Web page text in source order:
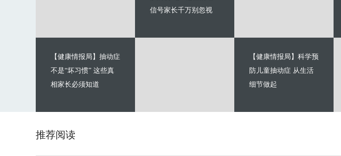
信号家长千万别忽视
【健康情报局】抽动症
不是“坏习惯” 这些真
相家长必须知道
【健康情报局】科学预
防儿童抽动症 从生活
细节做起
推荐阅读